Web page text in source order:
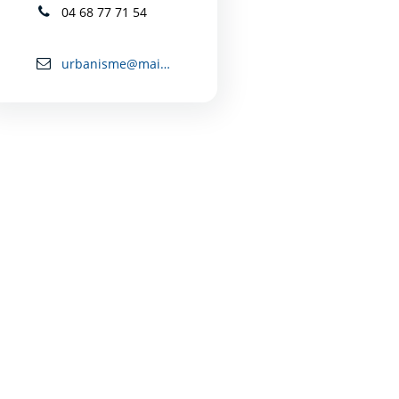
04 68 77 71 54
urbanisme@mairie-carcassonne.fr